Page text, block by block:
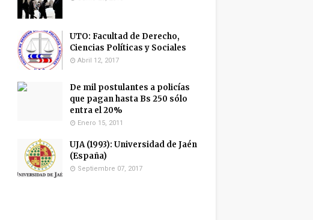
UTO: Facultad de Derecho,
Ciencias Políticas y Sociales
Abril 12, 2017
De mil postulantes a policías
que pagan hasta Bs 250 sólo
entra el 20%
Enero 15, 2011
UJA (1993): Universidad de Jaén
(España)
Septiembre 07, 2017